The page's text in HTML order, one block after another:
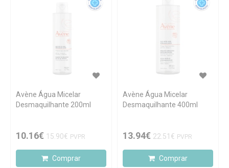
Avène Água Micelar
Desmaquilhante 200ml
10.16€ 15.90€ PVPR
Comprar
Avène Água Micelar
Desmaquilhante 400ml
13.94€ 22.51€ PVPR
Comprar